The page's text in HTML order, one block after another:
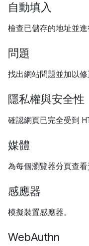
自動填入
檢查已儲存的地址並進
問題
找出網站問題並加以修
隱私權與安全性
確認網頁已完全受到
媒體
為每個瀏覽器分頁查看
感應器
模擬裝置感應器。
WebAuthn